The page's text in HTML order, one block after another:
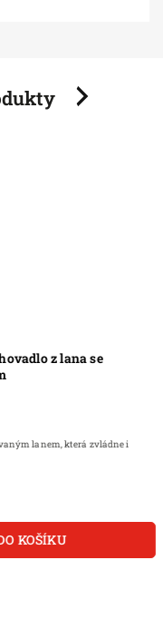
i
Boll |
pronásledování.
Next